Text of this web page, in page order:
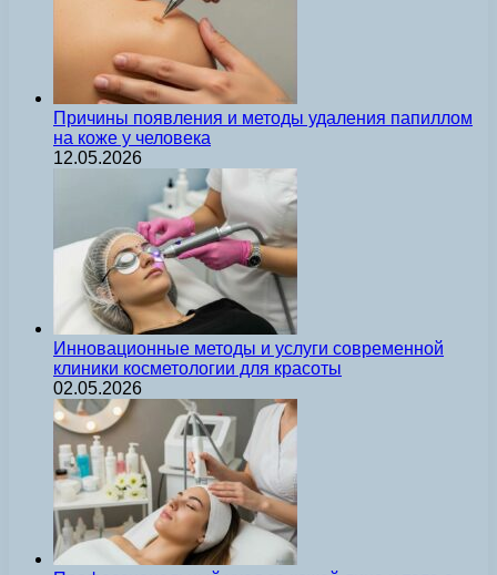
Причины появления и методы удаления папиллом
на коже у человека
12.05.2026
Инновационные методы и услуги современной
клиники косметологии для красоты
02.05.2026